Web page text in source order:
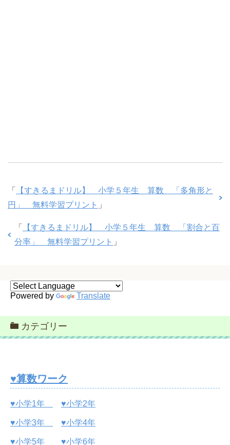
「
【すきるまドリル】 小学５年生 算数 「多角形と
円」 無料学習プリント 」
「
【すきるまドリル】 小学５年生 算数 「割合と百
分率」 無料学習プリント 」
Powered by Translate
カテゴリー
♥算数ワーク
♥小学1年 ♥小学2年
♥小学3年 ♥小学4年
♥小学5年 ♥小学6年